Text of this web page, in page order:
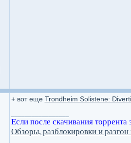
+ вот еще Trondheim Solistene:
Если после скачивания
Обзоры, разблокировки и